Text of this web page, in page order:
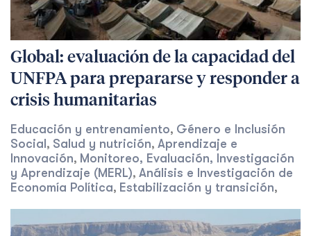
Global: evaluación de la capacidad del
UNFPA para prepararse y responder a
crisis humanitarias
Educación y entrenamiento, Género e Inclusión
Social , Salud y nutrición, Aprendizaje e
Innovación, Monitoreo, Evaluación, Investigación
y Aprendizaje (MERL), Análisis e Investigación de
Economía Política, Estabilización y transición,